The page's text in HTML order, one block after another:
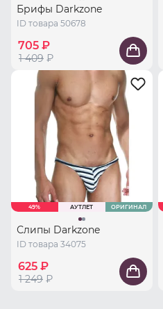
Брифы Darkzone
ID товара 50678
705 ₽
1 409 ₽
49% АУТЛЕТ ОРИГИНАЛ
Слипы Darkzone
ID товара 34075
625 ₽
1 249 ₽